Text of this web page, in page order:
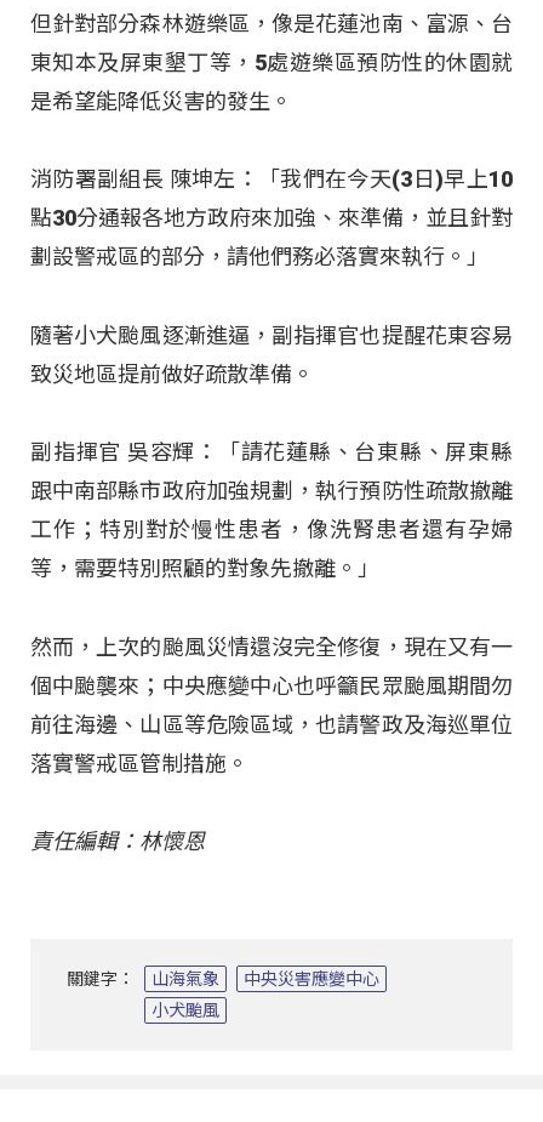
但針對部分森林遊樂區，像是花蓮池南、富源、台
東知本及屏東墾丁等，5處遊樂區預防性的休園就
是希望能降低災害的發生。
消防署副組長 陳坤左：「我們在今天(3日)早上10
點30分通報各地方政府來加強、來準備，並且針對
劃設警戒區的部分，請他們務必落實來執行。」
隨著小犬颱風逐漸進逼，副指揮官也提醒花東容易
致災地區提前做好疏散準備。
副指揮官 吳容輝：「請花蓮縣、台東縣、屏東縣
跟中南部縣市政府加強規劃，執行預防性疏散撤離
工作；特別對於慢性患者，像洗腎患者還有孕婦
等，需要特別照顧的對象先撤離。」
然而，上次的颱風災情還沒完全修復，現在又有一
個中颱襲來；中央應變中心也呼籲民眾颱風期間勿
前往海邊、山區等危險區域，也請警政及海巡單位
落實警戒區管制措施。
責任編輯：林懷恩
關鍵字： 山海氣象
中央災害應變中心
小犬颱風